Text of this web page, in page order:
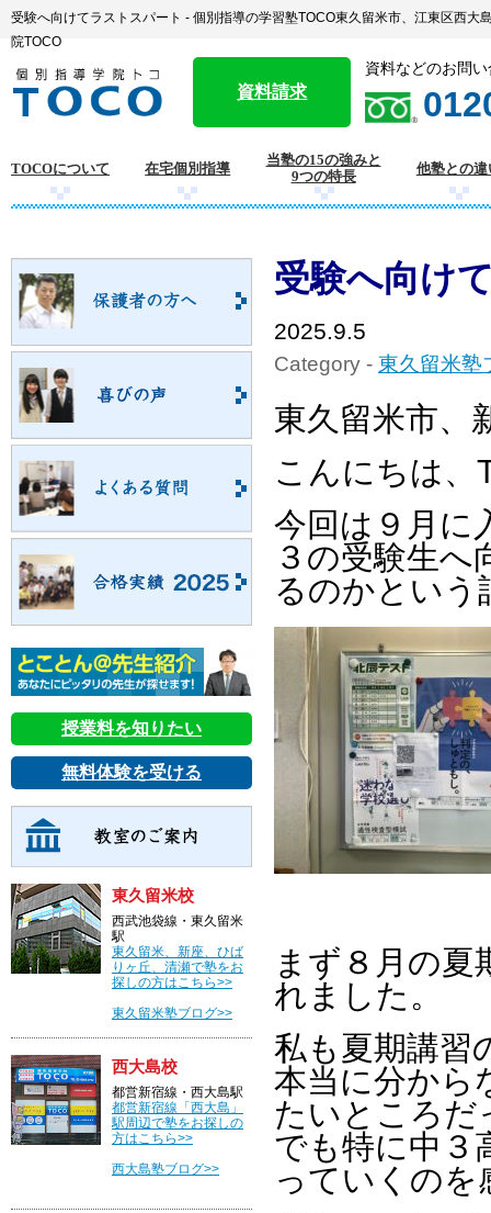
受験へ向けてラストスパート - 個別指導の学習塾TOCO東久留米市、江東区西大
院TOCO
資料請求
資料などのお問
TOCOについて 在宅個別指導
当塾の15の強みと
9つの特長
他塾との違
受験へ向け
2025.9.5
Category - 東久留米塾
東久留米市、
こんにちは、
今回は９月に
３の受験生
るのかという
まず８月の夏
れました。
私も夏期講習
本当に分から
たいところだ
でも特に中３
っていくのを
授業料を知りたい
無料体験を受ける
東久留米校
西武池袋線・東久留米
駅
東久留米、新座、ひば
りヶ丘、清瀬で塾をお
探しの方はこちら>>
東久留米塾ブログ>>
西大島校
都営新宿線・西大島駅
都営新宿線「西大島」
駅周辺で塾をお探しの
方はこちら>>
西大島塾ブログ>>